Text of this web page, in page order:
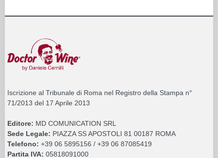
Iscrizione al Tribunale di Roma nel Registro della Stampa n°
71/2013 del 17 Aprile 2013
Editore: MD COMUNICATION SRL
Sede Legale: PIAZZA SS APOSTOLI 81 00187 ROMA
Telefono: +39 06 5895156 / +39 06 87085419
Partita IVA: 05818091000